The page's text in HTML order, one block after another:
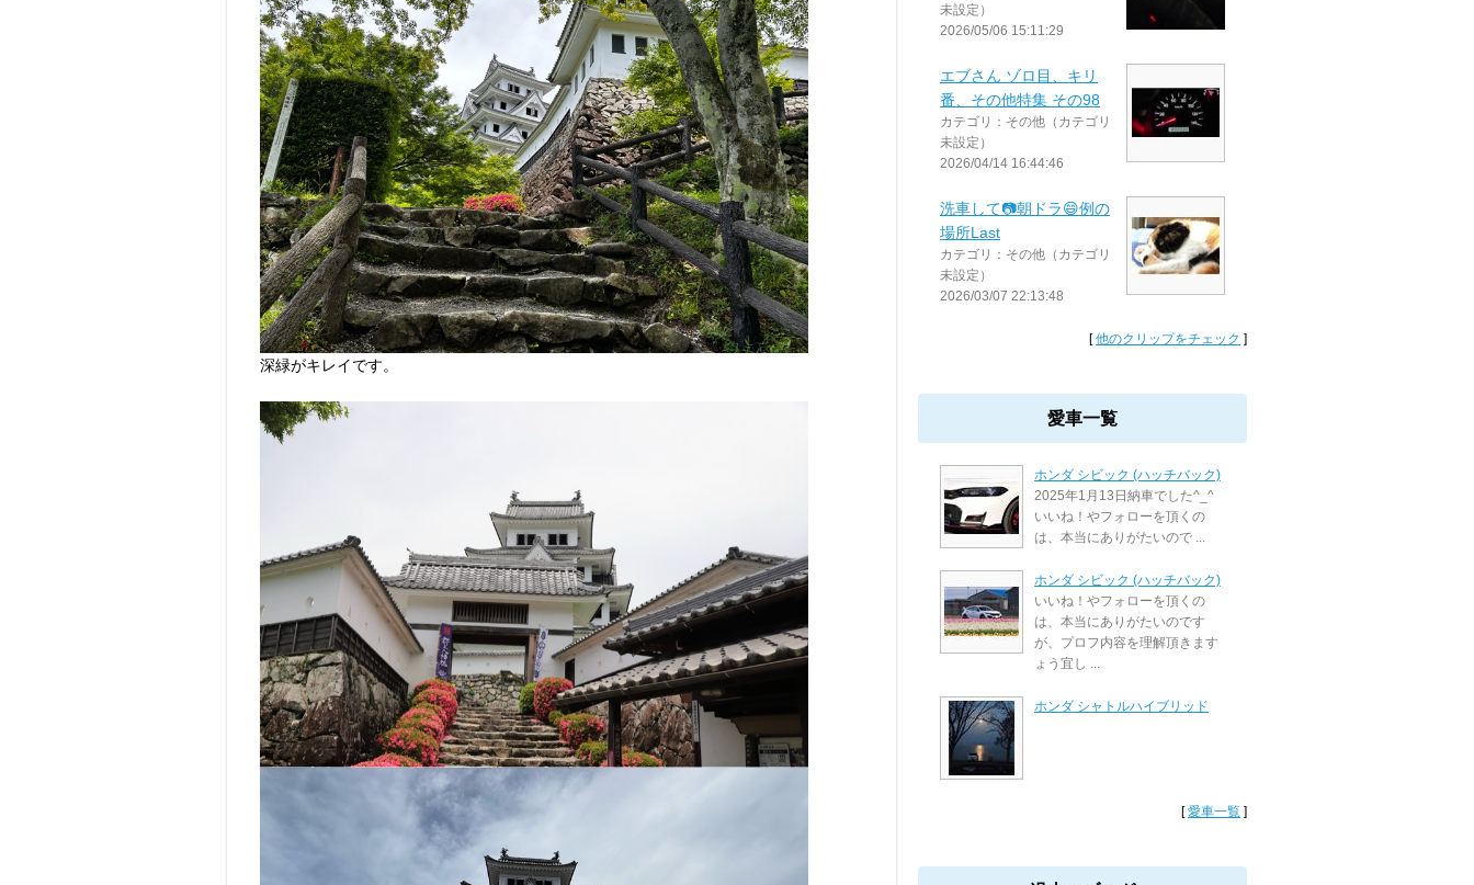
深緑がキレイです。
未設定）
2026/05/06 15:11:29
エブさん ゾロ目、キリ
番、その他特集 その98
カテゴリ：その他（カテゴリ
未設定）
2026/04/14 16:44:46
洗車して📷朝ドラ😄例の
場所Last
カテゴリ：その他（カテゴリ
未設定）
2026/03/07 22:13:48
[他のクリップをチェック ]
愛車一覧
ホンダ シビック (ハッチバック)
2025年1月13日納車でした^_^
いいね！やフォローを頂くの
は、本当にありがたいので ...
ホンダ シビック (ハッチバック)
いいね！やフォローを頂くの
は、本当にありがたいのです
が、プロフ内容を理解頂きます
ょう宜し ...
ホンダ シャトルハイブリッド
[愛車一覧 ]